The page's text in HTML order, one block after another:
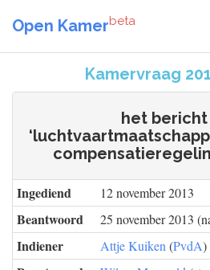
Open Kamerbeta
Kamervraag
het
Ingediend 12 november 2013
Beantwoord 25 november 2013
Indiener Attje Kuiken (PvdA)